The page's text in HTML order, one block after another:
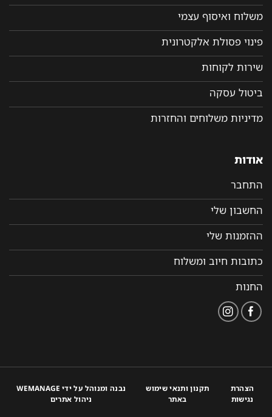
משלוח ואיסוף עצמי
פינוי פסולת אלקטרונית
שירות לקוחות
ביטול עסקה
מדיניות משלוחים והחזרות
אודות
התחבר
החשבון שלי
ההזמנות שלי
כתובות חיוב ומשלוח
החנות
הצהרת
נגישות
תקנון ותנאי שימוש
באתר
נבנה ומנוהל על ידי WEMANAGE
ניהול אתרים